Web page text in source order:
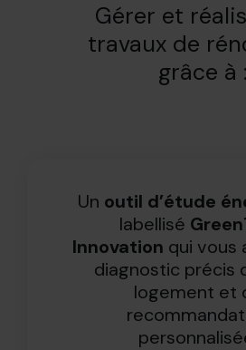
Gérer et
travaux de
grâce à :
Un outil d’étude
labellisé
Innovation qui vous
diagnostic précis
logement et